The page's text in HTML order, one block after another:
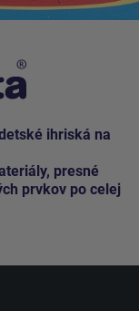
ihriská na
presné
prvkov po celej